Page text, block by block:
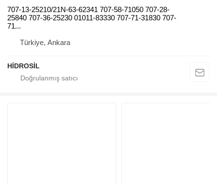
707-13-25210/21N-63-62341 707-58-71050 707-28-
25840 707-36-25230 01011-83330 707-71-31830 707-
71...
Türkiye, Ankara
HİDROSİL